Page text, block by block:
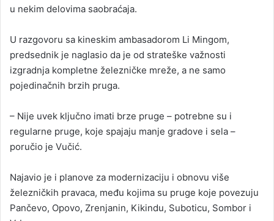
u nekim delovima saobraćaja.
U razgovoru sa kineskim ambasadorom Li Mingom,
predsednik je naglasio da je od strateške važnosti
izgradnja kompletne železničke mreže, a ne samo
pojedinačnih brzih pruga.
– Nije uvek ključno imati brze pruge – potrebne su i
regularne pruge, koje spajaju manje gradove i sela –
poručio je Vučić.
Najavio je i planove za modernizaciju i obnovu više
železničkih pravaca, među kojima su pruge koje povezuju
Pančevo, Opovo, Zrenjanin, Kikindu, Suboticu, Sombor i